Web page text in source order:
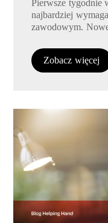
Pierwsze tygodnie
najbardziej
zawodowym.
Zobacz więcej